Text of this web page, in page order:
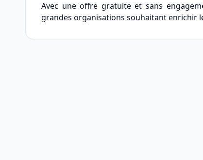
Avec une offre gratuite et sans
grandes organisations souhaitant enrichir